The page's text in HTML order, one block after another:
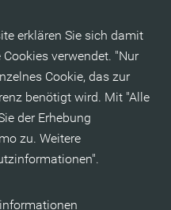
erklären Sie sich damit
verwendet. "Nur
Cookie, das zur
benötigt wird. Mit "Alle
der Erhebung
zu. Weitere